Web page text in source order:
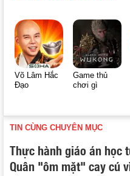
Võ Lâm Hắc
Đạo
Game thủ
chơi gì
TIN CÙNG CHUYÊN MỤC
Thực hành giáo án học
Quân "ôm mặt" cay cú